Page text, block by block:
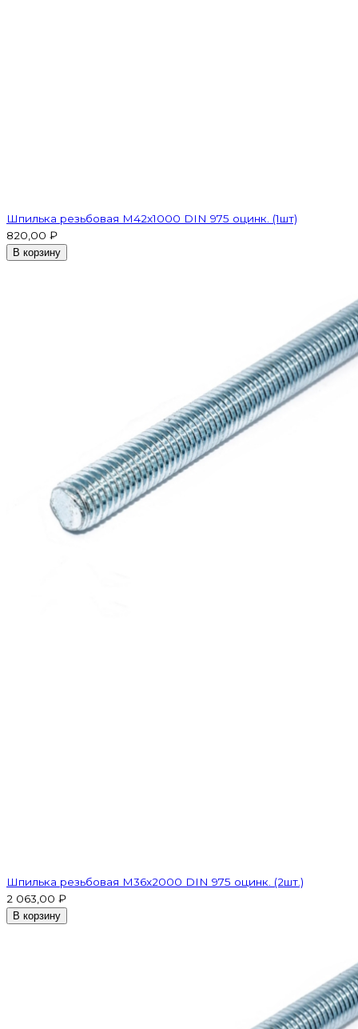
Шпилька резьбовая M42x1000 DIN 975 оцинк. (1шт)
820,00 ₽
В корзину
Шпилька резьбовая M36x2000 DIN 975 оцинк. (2шт.)
2 063,00 ₽
В корзину